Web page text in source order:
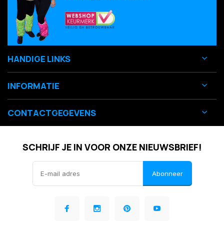
HANDIGE LINKS
INFORMATIE
CONTACTGEGEVENS
SCHRIJF JE IN VOOR ONZE NIEUWSBRIEF!
Abonneer